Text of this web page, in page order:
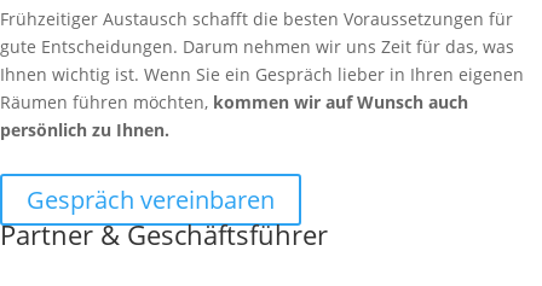
Frühzeitiger Austausch schafft die besten Voraussetzungen für
gute Entscheidungen. Darum nehmen wir uns Zeit für das, was
Ihnen wichtig ist. Wenn Sie ein Gespräch lieber in Ihren eigenen
Räumen führen möchten, kommen wir auf Wunsch auch
persönlich zu Ihnen.
Gespräch vereinbaren
Partner & Geschäftsführer